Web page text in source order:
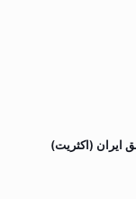
ایران (اکثریت)